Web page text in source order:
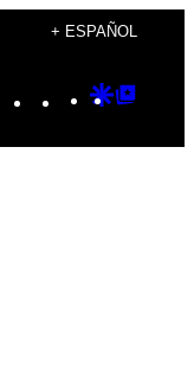
+ ESPAÑOL
Instagram
TikTok
YouTube
Google